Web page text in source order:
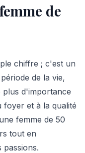
de
chiffre ; c'est un
de la vie,
plus d'importance
foyer et à la qualité
femme de 50
tout en
passions.